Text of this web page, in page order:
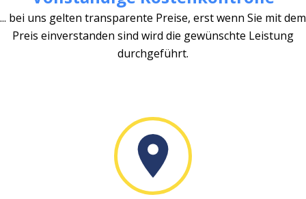
... bei uns gelten transparente Preise, erst wenn Sie mit dem
Preis einverstanden sind wird die gewünschte Leistung
durchgeführt.